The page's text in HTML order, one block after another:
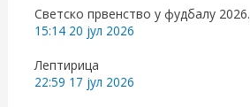
Светско првенство у фудбалу 2026.
15:14 20 јул 2026
Лептирица
22:59 17 јул 2026